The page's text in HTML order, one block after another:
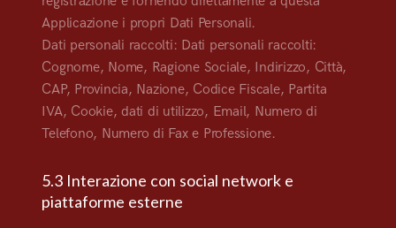
Applicazione i propri Dati Personali.
Dati personali raccolti: Dati personali raccolti:
Cognome, Nome, Ragione Sociale, Indirizzo, Città,
CAP, Provincia, Nazione, Codice Fiscale, Partita
IVA, Cookie, dati di utilizzo, Email, Numero di
Telefono, Numero di Fax e Professione.
5.3 Interazione con social network e
piattaforme esterne